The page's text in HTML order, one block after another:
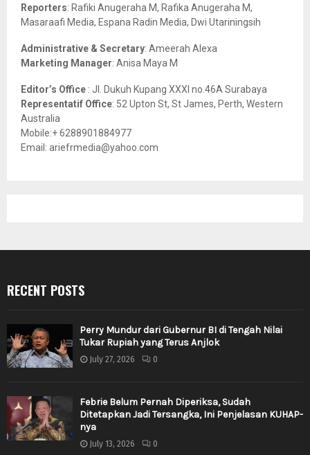
Reporters: Rafiki Anugeraha M, Rafika Anugeraha M,
Masaraafi Media, Espana Radin Media, Dwi Utariningsih
Administrative & Secretary: Ameerah Alexa
Marketing Manager: Anisa Maya M
Editor’s Office : Jl. Dukuh Kupang XXXI no.46A Surabaya
Representatif Office: 52 Upton St, St James, Perth, Western
Australia
Mobile:+ 6288901884977
Email: ariefrmedia@yahoo.com
RECENT POSTS
Perry Mundur dari Gubernur BI di Tengah Nilai
Tukar Rupiah yang Terus Anjlok
July 27, 2026 0
Febrie Belum Pernah Diperiksa, Sudah
Ditetapkan Jadi Tersangka, Ini Penjelasan KUHAP-
nya
July 13, 2026 0